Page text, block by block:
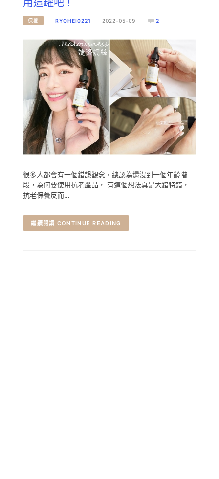
保養 RYOHEI0221 2022-05-09 2
很多人都會有一個錯誤觀念，總認為還沒到一個年齡階
段，為何要使用抗老產品， 有這個想法真是大錯特錯，
抗老保養反而…
CONTINUE READING